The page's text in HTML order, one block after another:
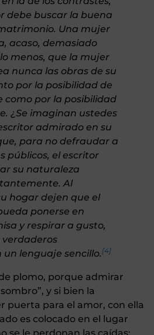
debe buscar la buena
Una mujer
acaso, demasiado
menos, que la mujer
nunca las obras de su
por la posibilidad de
como por la posibilidad
¿Se imaginan ustedes
admirado en su
para no defraudar a
públicos, el escritor
su naturaleza
Al
hogar dejen que el
ponerse en
y respirar a gusto,
verdaderos
lenguaje sencillo. [4]
plomo, porque admirar
y si bien la
puerta para el amor, con ella
es colocado en el lugar
se le perdonan las caídas;